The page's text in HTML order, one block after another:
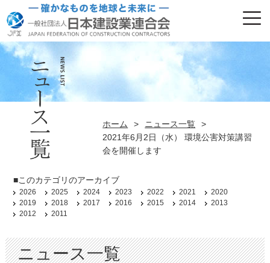
ホーム > ニュース一覧
>
2021年6月2日（水） 環境公害対策講習
会を開催します
ニュース一覧
■このカテゴリのアーカイブ
2026 2025 2024 2023 2022 2021
2020
2019
2018 2017 2016 2015 2014
2013
2012
2011